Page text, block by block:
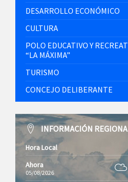
DESARROLLO ECONÓMICO
CULTURA
POLO EDUCATIVO Y
“LA MÁXIMA”
TURISMO
CONCEJO DELIBERANTE
INFORMACIÓN
Hora Local
Ahora
05/08/2026